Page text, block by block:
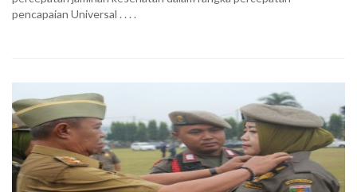
pencapaian Universal . . . .